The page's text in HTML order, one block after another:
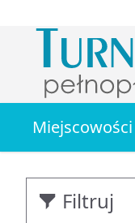
Miejscowości
Filtruj